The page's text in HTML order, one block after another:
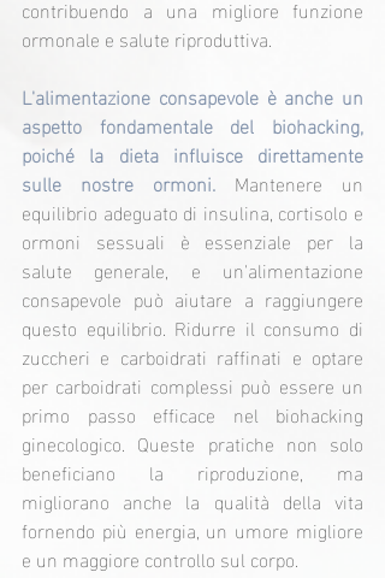
contribuendo a una migliore funzione
ormonale e salute riproduttiva.
L'alimentazione consapevole è anche un
aspetto fondamentale del biohacking,
poiché la dieta influisce direttamente
sulle nostre ormoni. Mantenere un
equilibrio adeguato di insulina, cortisolo e
ormoni sessuali è essenziale per la
salute generale, e un'alimentazione
consapevole può aiutare a raggiungere
questo equilibrio. Ridurre il consumo di
zuccheri e carboidrati raffinati e optare
per carboidrati complessi può essere un
primo passo efficace nel biohacking
ginecologico. Queste pratiche non solo
beneficiano la riproduzione, ma
migliorano anche la qualità della vita
fornendo più energia, un umore migliore
e un maggiore controllo sul corpo.